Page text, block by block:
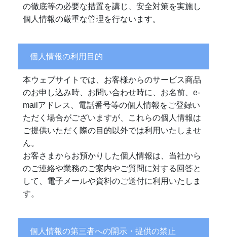
の徹底等の必要な措置を講じ、安全対策を実施し
個人情報の厳重な管理を行ないます。
個人情報の利用目的
本ウェブサイトでは、お客様からのサービス商品
のお申し込み時、お問い合わせ時に、お名前、e-
mailアドレス、電話番号等の個人情報をご登録い
ただく場合がございますが、これらの個人情報は
ご提供いただく際の目的以外では利用いたしませ
ん。
お客さまからお預かりした個人情報は、当社から
のご連絡や業務のご案内やご質問に対する回答と
して、電子メールや資料のご送付に利用いたしま
す。
個人情報の第三者への開示・提供の禁止